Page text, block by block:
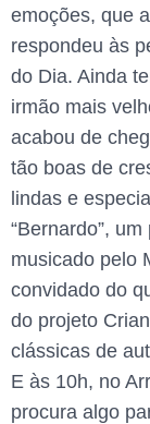
emoções, que
respondeu às
do Dia. Ainda
irmão mais
acabou de
tão boas de
lindas e
“Bernardo”,
musicado pelo
convidado do
do projeto
clássicas de
E às 10h, no
procura algo